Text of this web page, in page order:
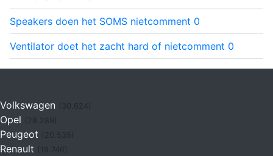
Speakers doen het SOMS nietcomment 0
Ventilator doet het zacht hard of nietcomment 0
Volkswagen (30.624)
Opel
Peugeot
Renault (19.746)